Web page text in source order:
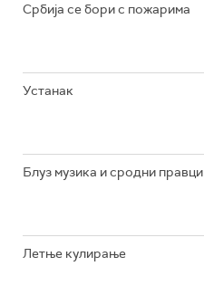
Србија се бори с пожарима
Устанак
Блуз музика и сродни правци
Летње кулирање